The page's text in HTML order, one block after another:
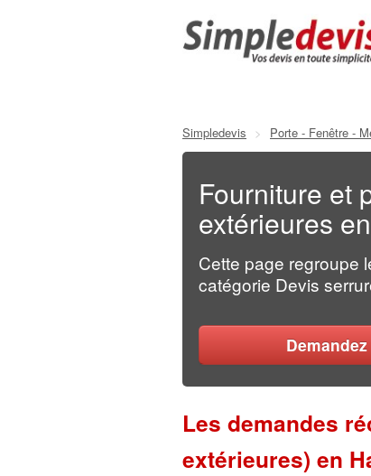
Simpledevis > Porte - Fenêtre -
Fourniture et
extérieures
Cette page regroupe
catégorie Devis
Les demandes
extérieures) en